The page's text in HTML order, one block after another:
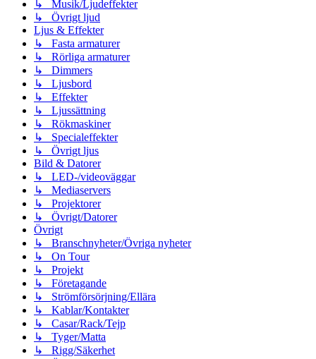
↳ Musik/Ljudeffekter
↳ Övrigt ljud
Ljus & Effekter
↳ Fasta armaturer
↳ Rörliga armaturer
↳ Dimmers
↳ Ljusbord
↳ Effekter
↳ Ljussättning
↳ Rökmaskiner
↳ Specialeffekter
↳ Övrigt ljus
Bild & Datorer
↳ LED-/videoväggar
↳ Mediaservers
↳ Projektorer
↳ Övrigt/Datorer
Övrigt
↳ Branschnyheter/Övriga nyheter
↳ On Tour
↳ Projekt
↳ Företagande
↳ Strömförsörjning/Ellära
↳ Kablar/Kontakter
↳ Casar/Rack/Tejp
↳ Tyger/Matta
↳ Rigg/Säkerhet